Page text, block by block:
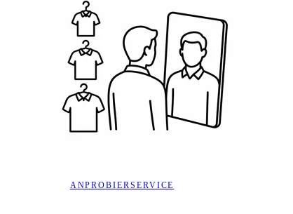
ANPROBIERSERVICE